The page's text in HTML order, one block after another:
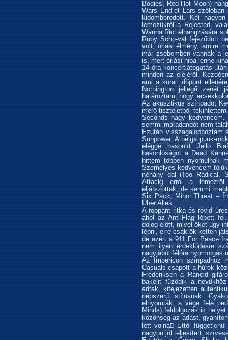
Bodies, Red Hot Moon)
Wars End-et Lars
kidomborodott. Két
lemezükről a Rejected,
Wanna Riot elhangzására
Ruby Soho-val fejeződött
volt, óriási élmény, amire
már zsebemben vannak a
is, mert óriási hiba lenne
14 óra koncertlátogatás
minden az elejéről.
ami a korai időpont
Nothington jellegű zenét
határoztam, hogy
Az akusztikus színpadot
merő tiszteletből
Seconds nagy
semmi maradandót nem
Ezután visszagaloppoztam
Sunpower. A belga punk-
eléggé hasonlít Jello
hasonlóságot a Dead
hittem többen
Személyes kedvencem
néhány dal (Too Radical,
Attack) erről a
eljátszottak, de semmi
Six Pack, Minor Threat –
Über Alles.
A roppant ritka és rövid
ahol az Anti-Flag lépett
dolog előtt, mivel őket úgy
lépni, erre csak ők ketten
de azért a 911 For Peace
nem ilyen érdeklődésre
nagyjából félóra nyomorgás
Az Impericon színpadhoz
Casuals csapott a húrok
Frederiksen a Rancid
bakelit fűződik a
adtak, kifejezetten
népszerű stílusnak.
elnyomták, a vége fele
Minds) feldolgozás is
közönség az adást,
lett volna Ettől
nagyon jól teljesített,